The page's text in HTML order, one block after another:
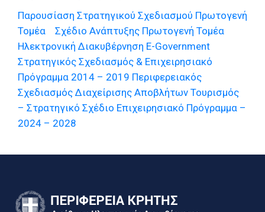
Παρουσίαση Στρατηγικού Σχεδιασμού Πρωτογενή
Τομέα Σχέδιο Ανάπτυξης Πρωτογενή Τομέα
Ηλεκτρονική Διακυβέρνηση E-Government
Στρατηγικός Σχεδιασμός & Επιχειρησιακό
Πρόγραμμα 2014 – 2019 Περιφερειακός
Σχεδιασμός Διαχείρισης Αποβλήτων Τουρισμός
– Στρατηγικό Σχέδιο Επιχειρησιακό Πρόγραμμα –
2024 – 2028